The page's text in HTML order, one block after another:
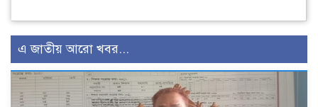
এ জাতীয় আরো খবর...